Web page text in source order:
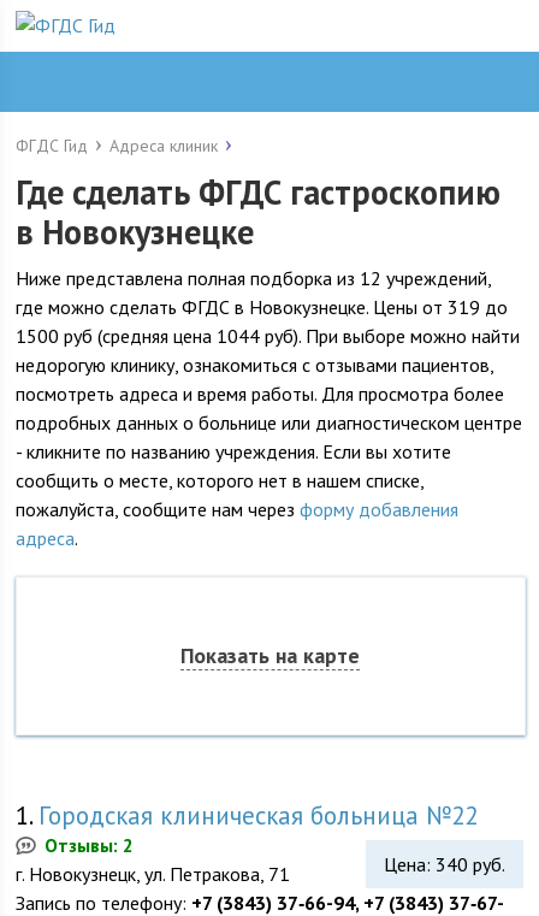
ФГДС Гид Адреса клиник
Где сделать ФГДС гастроскопию
в Новокузнецке
Ниже представлена полная подборка из 12 учреждений,
где можно сделать ФГДС в Новокузнецке. Цены от 319 до
1500 руб (средняя цена 1044 руб). При выборе можно найти
недорогую клинику, ознакомиться с отзывами пациентов,
посмотреть адреса и время работы. Для просмотра более
подробных данных о больнице или диагностическом центре
- кликните по названию учреждения. Если вы хотите
сообщить о месте, которого нет в нашем списке,
пожалуйста, сообщите нам черезформу добавления
адреса.
Показать на карте
1. Городская клиническая больница №22
Цена: 340 руб.
Отзывы: 2
г. Новокузнецк, ул. Петракова, 71
Запись по телефону: +7 (3843) 37‑66-94, +7 (3843) 37‑67-